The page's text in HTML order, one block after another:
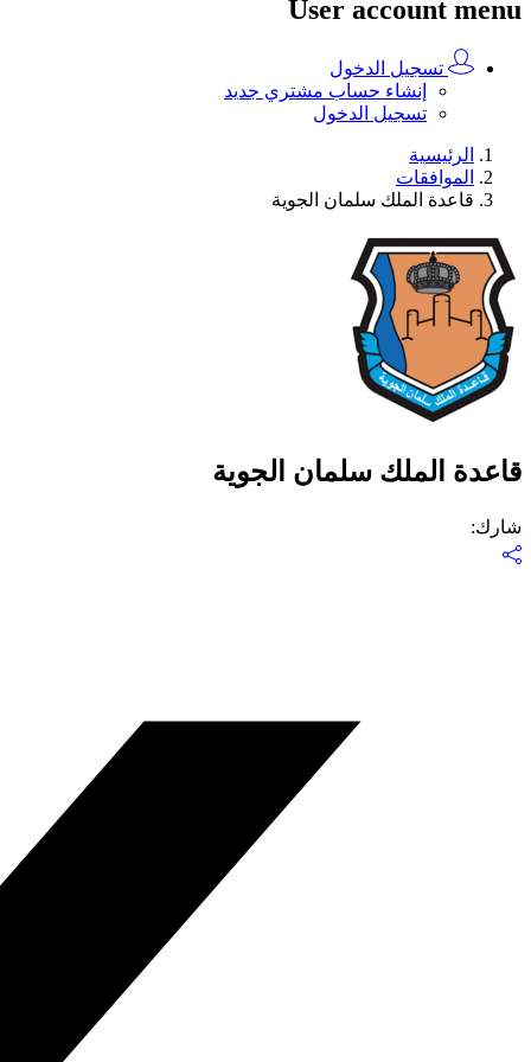
User account menu
تسجيل الدخول
إنشاء حساب مشتري جديد
تسجيل الدخول
الرئيسية
الموافقات
قاعدة الملك سلمان الجوية
قاعدة الملك سلمان الجوية
شارك: